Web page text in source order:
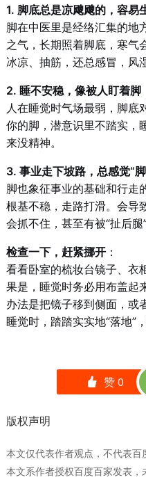
1. 脚底总是凉飕飕的，容易
脚在中医里是经络汇集的地
之气，长期照着脚底，寒气
冰凉、抽筋，还总感冒，风
2. 睡不安稳，像被人盯着脚
人在睡觉时气场最弱，脚底
你的脚，潜意识里不踏实，
来没精神。
3. 事业走下坡路，总感觉“
脚也象征事业的基础和行走
根基不稳，走路打滑。会导
会抓不住，甚至有被“扯后腿
检查一下，赶紧挪开：
看看卧室的梳妆台镜子、衣
果是，睡觉时务必用布盖起
办法是把镜子移到侧面，或
睡觉时，踏踏实实地“落地”
󰄼 赞0
版权声明
本文仅代表作者观点，不代表百
本文系作者授权百度百家发表，